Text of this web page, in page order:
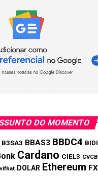
DO MOMENTO
B3SA3 BBAS3 BBDC4
Cardano CIEL3
DOLAR Ethereum